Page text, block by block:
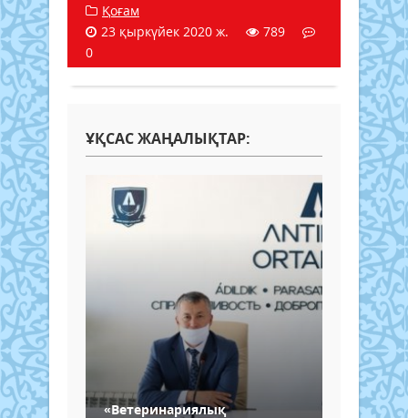
Қоғам
23 қыркүйек 2020 ж.
789
0
ҰҚСАС ЖАҢАЛЫҚТАР:
«Ветеринариялық